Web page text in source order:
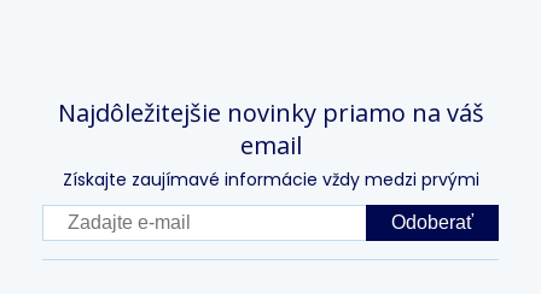
Najdôležitejšie novinky priamo na váš
email
Získajte zaujímavé informácie vždy medzi prvými
Odoberať